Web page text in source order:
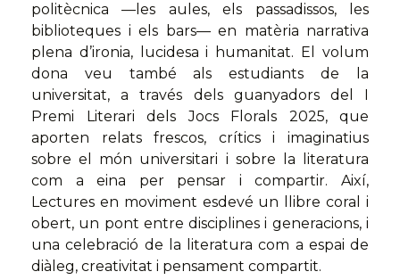
politècnica —les aules, els passadissos, les
biblioteques i els bars— en matèria narrativa
plena d’ironia, lucidesa i humanitat. El volum
dona veu també als estudiants de la
universitat, a través dels guanyadors del I
Premi Literari dels Jocs Florals 2025, que
aporten relats frescos, crítics i imaginatius
sobre el món universitari i sobre la literatura
com a eina per pensar i compartir. Així,
Lectures en moviment esdevé un llibre coral i
obert, un pont entre disciplines i generacions, i
una celebració de la literatura com a espai de
diàleg, creativitat i pensament compartit.